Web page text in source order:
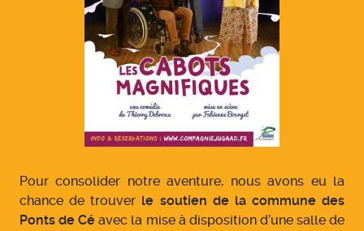
Pour consolider notre aventure, nous avons eu la
chance de trouver le soutien de la commune des
Ponts de Cé avec la mise à disposition d’une salle de